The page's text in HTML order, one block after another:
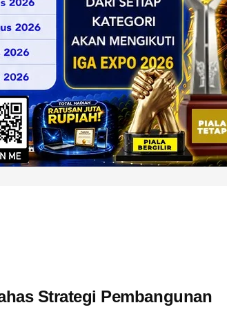
Strategi Pembangunan